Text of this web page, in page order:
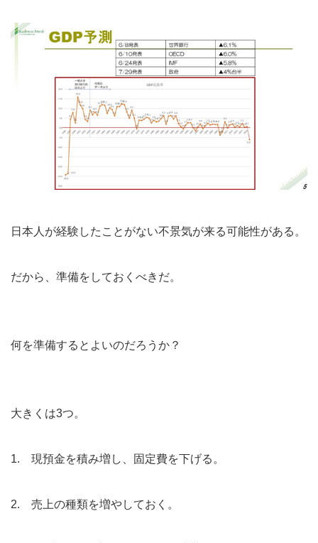
日本人が経験したことがない不景気が来る可能性がある。
だから、準備をしておくべきだ。
何を準備するとよいのだろうか？
大きくは3つ。
1. 現預金を積み増し、固定費を下げる。
2. 売上の種類を増やしておく。